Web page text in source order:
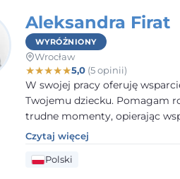
Aleksandra Firat
WYRÓŻNIONY
Wrocław
★★★★★5,0(5 opinii)
W swojej pracy oferuję
Twojemu dziecku. Pomagam
trudne momenty, opierając
zaufaniu i otwartej
pracy z dziećmi i młodzieżą
trudnościami emocjonalnymi
Czytaj więcej
Polski